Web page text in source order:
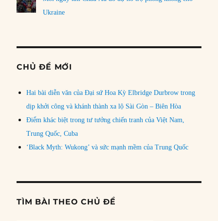
Ukraine
CHỦ ĐỀ MỚI
Hai bài diễn văn của Đại sứ Hoa Kỳ Elbridge Durbrow trong
dịp khởi công và khánh thành xa lộ Sài Gòn – Biên Hòa
Điểm khác biệt trong tư tưởng chiến tranh của Việt Nam,
Trung Quốc, Cuba
‘Black Myth: Wukong’ và sức mạnh mềm của Trung Quốc
TÌM BÀI THEO CHỦ ĐỀ